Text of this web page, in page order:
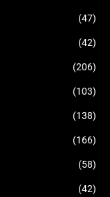
(47)
(42)
(206)
(103)
(138)
(166)
(58)
(42)